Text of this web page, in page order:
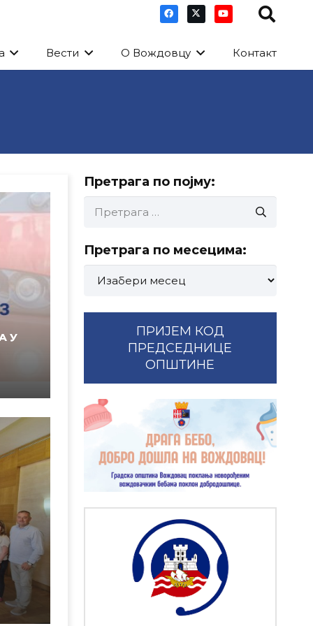
Вести О Вождовцу Контакт
У
Претрага по појму:
за:
Претрага по месецима:
ПРИЈЕМ КОД
ПРЕДСЕДНИЦЕ
ОПШТИНЕ